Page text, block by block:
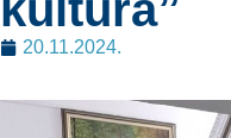
20.11.2024.